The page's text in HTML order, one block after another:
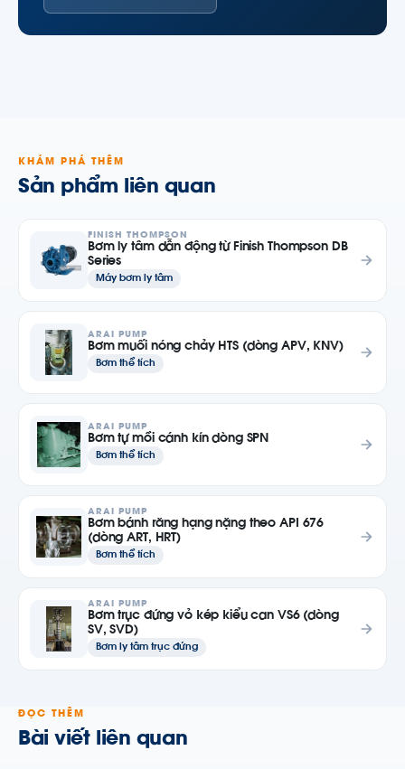
KHÁM PHÁ THÊM
Sản phẩm liên quan
FINISH THOMPSON
Bơm ly tâm dẫn động từ Finish Thompson DB
Series
Máy bơm ly tâm
ARAI PUMP
Bơm muối nóng chảy HTS (dòng APV, KNV)
Bơm thể tích
ARAI PUMP
Bơm tự mồi cánh kín dòng SPN
Bơm thể tích
ARAI PUMP
Bơm bánh răng hạng nặng theo API 676
(dòng ART, HRT)
Bơm thể tích
ARAI PUMP
Bơm trục đứng vỏ kép kiểu can VS6 (dòng
SV, SVD)
Bơm ly tâm trục đứng
ĐỌC THÊM
Bài viết liên quan